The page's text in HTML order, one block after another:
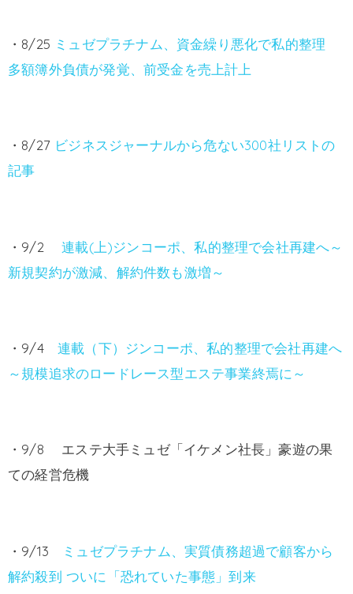
・8/25 ミュゼプラチナム、資金繰り悪化で私的整理
多額簿外負債が発覚、前受金を売上計上
・8/27 ビジネスジャーナルから危ない300社リストの
記事
・9/2連載(上)ジンコーポ、私的整理で会社再建へ～
新規契約が激減、解約件数も激増～
・9/4 連載（下）ジンコーポ、私的整理で会社再建へ
～規模追求のロードレース型エステ事業終焉に～
・9/8 エステ大手ミュゼ「イケメン社長」豪遊の果
ての経営危機
・9/13
ミュゼプラチナム、実質債務超過で顧客から
解約殺到 ついに「恐れていた事態」到来